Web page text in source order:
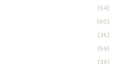
(54)
(60)
(35)
(59)
(39)